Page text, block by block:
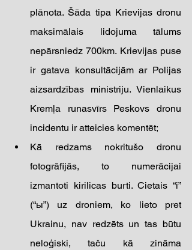
plānota. Šāda tipa Krievijas dronu
maksimālais lidojuma tālums
nepārsniedz 700km. Krievijas puse
ir gatava konsultācijām ar Polijas
aizsardzības ministriju. Vienlaikus
Kremļa runasvīrs Peskovs dronu
incidentu ir atteicies komentēt;
Kā redzams nokritušo dronu
fotogrāfijās, to numerācijai
izmantoti kirilicas burti. Cietais “i”
(“ы”) uz droniem, ko lieto pret
Ukrainu, nav redzēts un tas būtu
neloģiski, taču kā zināma